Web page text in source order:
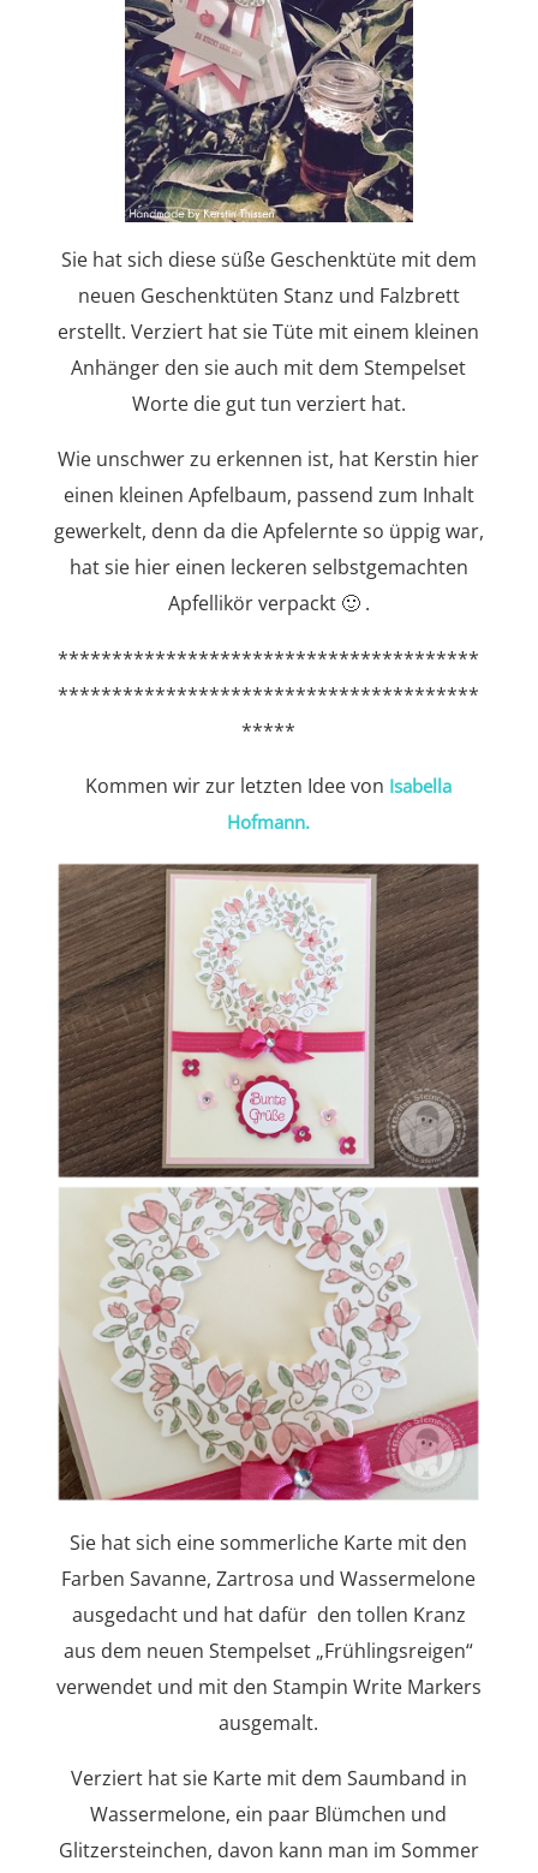
Sie hat sich diese süße Geschenktüte mit dem
neuen Geschenktüten Stanz und Falzbrett
erstellt. Verziert hat sie Tüte mit einem kleinen
Anhänger den sie auch mit dem Stempelset
Worte die gut tun verziert hat.
Wie unschwer zu erkennen ist, hat Kerstin hier
einen kleinen Apfelbaum, passend zum Inhalt
gewerkelt, denn da die Apfelernte so üppig war,
hat sie hier einen leckeren selbstgemachten
Apfellikör verpackt 🙂 .
***************************************
***************************************
*****
Kommen wir zur letzten Idee von Isabella
Hofmann.
Sie hat sich eine sommerliche Karte mit den
Farben Savanne, Zartrosa und Wassermelone
ausgedacht und hat dafür den tollen Kranz
aus dem neuen Stempelset „Frühlingsreigen“
verwendet und mit den Stampin Write Markers
ausgemalt.
Verziert hat sie Karte mit dem Saumband in
Wassermelone, ein paar Blümchen und
Glitzersteinchen, davon kann man im Sommer